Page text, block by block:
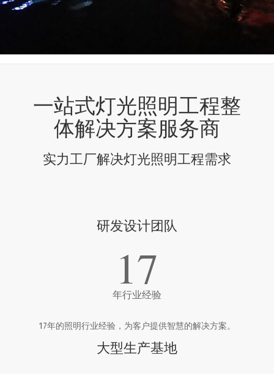
一站式灯光照明工程整
体解决方案服务商
实力工厂解决灯光照明工程需求
研发设计团队
17
年行业经验
17年的照明行业经验，为客户提供智慧的解决方案。
大型生产基地